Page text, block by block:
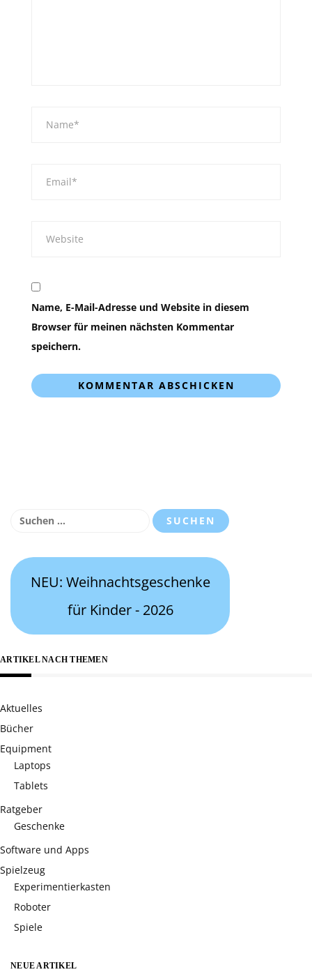
Name, E-Mail-Adresse und Website in diesem
Browser für meinen nächsten Kommentar
speichern.
Suchen
NEU: Weihnachtsgeschenke
für Kinder - 2026
ARTIKEL NACH THEMEN
Aktuelles
Bücher
Equipment
Laptops
Tablets
Ratgeber
Geschenke
Software und Apps
Spielzeug
Experimentierkasten
Roboter
Spiele
NEUE ARTIKEL